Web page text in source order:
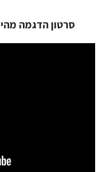
סרטון הדגמה